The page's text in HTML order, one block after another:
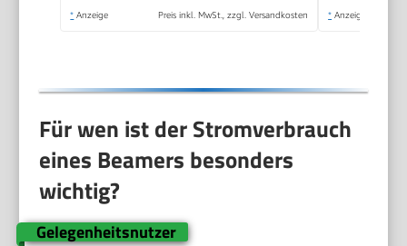
* Anzeige Preis inkl. MwSt., zzgl. Versandkosten * Anzeige
Für wen ist der Stromverbrauch
eines Beamers besonders
wichtig?
Gelegenheitsnutzer